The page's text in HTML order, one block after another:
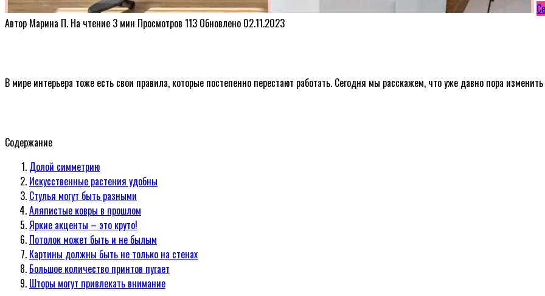
Автор Марина П. На чтение 3 мин Просмотров 113 Обновлено 02.11.2023
В мире интерьера тоже есть свои правила, которые постепенно перестают работать. Сегодня мы расскажем, что уже давно пора изменить
Содержание
Долой симметрию
Искусственные растения удобны
Стулья могут быть разными
Аляпистые ковры в прошлом
Яркие акценты – это круто!
Потолок может быть и не былым
Картины должны быть не только на стенах
Большое количество принтов пугает
Шторы могут привлекать внимание